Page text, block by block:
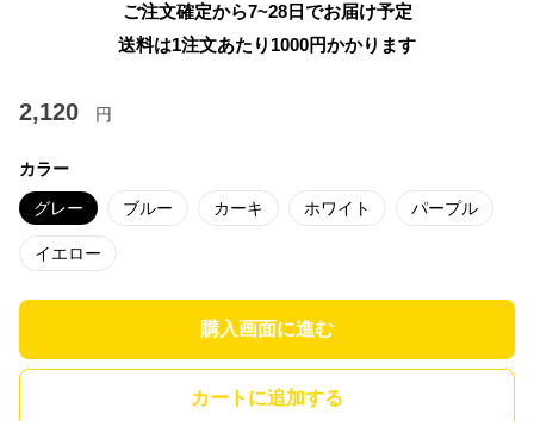
ご注文確定から7~28日でお届け予定
送料は1注文あたり 1000円かかります
2,120 円
カラー
グレー ブルー カーキ ホワイト パープル
イエロー
購入画面に進む
カートに追加する